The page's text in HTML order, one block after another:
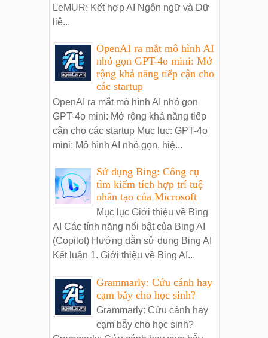
LeMUR: Kết hợp AI Ngôn ngữ và Dữ
liệ...
OpenAI ra mắt mô hình AI
nhỏ gọn GPT-4o mini: Mở
rộng khả năng tiếp cận cho
các startup
OpenAI ra mắt mô hình AI nhỏ gọn
GPT-4o mini: Mở rộng khả năng tiếp
cận cho các startup Mục lục: GPT-4o
mini: Mô hình AI nhỏ gọn, hiệ...
Sử dụng Bing: Công cụ
tìm kiếm tích hợp trí tuệ
nhân tạo của Microsoft
Mục lục Giới thiệu về Bing
AI Các tính năng nổi bật của Bing AI
(Copilot) Hướng dẫn sử dụng Bing AI
Kết luận 1. Giới thiệu về Bing AI...
Grammarly: Cứu cánh hay
cạm bẫy cho học sinh?
Grammarly: Cứu cánh hay
cạm bẫy cho học sinh?